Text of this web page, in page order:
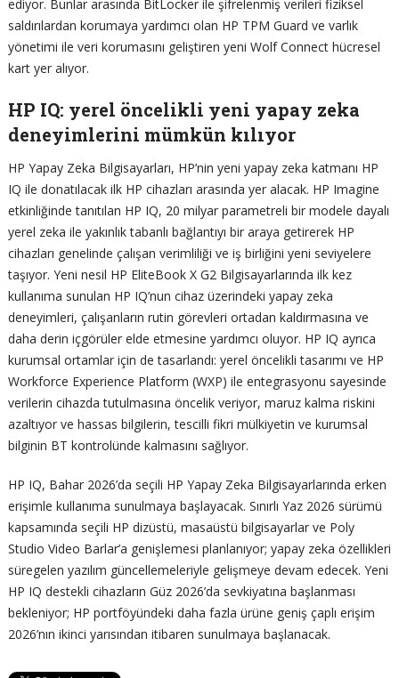
ediyor. Bunlar arasında BitLocker ile şifrelenmiş verileri fiziksel
saldırılardan korumaya yardımcı olan HP TPM Guard ve varlık
yönetimi ile veri korumasını geliştiren yeni Wolf Connect hücresel
kart yer alıyor.
HP IQ: yerel öncelikli yeni yapay zeka
deneyimlerini mümkün kılıyor
HP Yapay Zeka Bilgisayarları, HP’nin yeni yapay zeka katmanı HP
IQ ile donatılacak ilk HP cihazları arasında yer alacak. HP Imagine
etkinliğinde tanıtılan HP IQ, 20 milyar parametreli bir modele dayalı
yerel zeka ile yakınlık tabanlı bağlantıyı bir araya getirerek HP
cihazları genelinde çalışan verimliliği ve iş birliğini yeni seviyelere
taşıyor. Yeni nesil HP EliteBook X G2 Bilgisayarlarında ilk kez
kullanıma sunulan HP IQ’nun cihaz üzerindeki yapay zeka
deneyimleri, çalışanların rutin görevleri ortadan kaldırmasına ve
daha derin içgörüler elde etmesine yardımcı oluyor. HP IQ ayrıca
kurumsal ortamlar için de tasarlandı: yerel öncelikli tasarımı ve HP
Workforce Experience Platform (WXP) ile entegrasyonu sayesinde
verilerin cihazda tutulmasına öncelik veriyor, maruz kalma riskini
azaltıyor ve hassas bilgilerin, tescilli fikri mülkiyetin ve kurumsal
bilginin BT kontrolünde kalmasını sağlıyor.
HP IQ, Bahar 2026’da seçili HP Yapay Zeka Bilgisayarlarında erken
erişimle kullanıma sunulmaya başlayacak. Sınırlı Yaz 2026 sürümü
kapsamında seçili HP dizüstü, masaüstü bilgisayarlar ve Poly
Studio Video Barlar’a genişlemesi planlanıyor; yapay zeka özellikleri
süregelen yazılım güncellemeleriyle gelişmeye devam edecek. Yeni
HP IQ destekli cihazların Güz 2026’da sevkiyatına başlanması
bekleniyor; HP portföyündeki daha fazla ürüne geniş çaplı erişim
2026’nın ikinci yarısından itibaren sunulmaya başlanacak.